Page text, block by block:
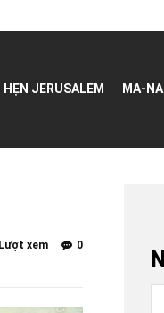
JERUSALEM MA-
0
xem